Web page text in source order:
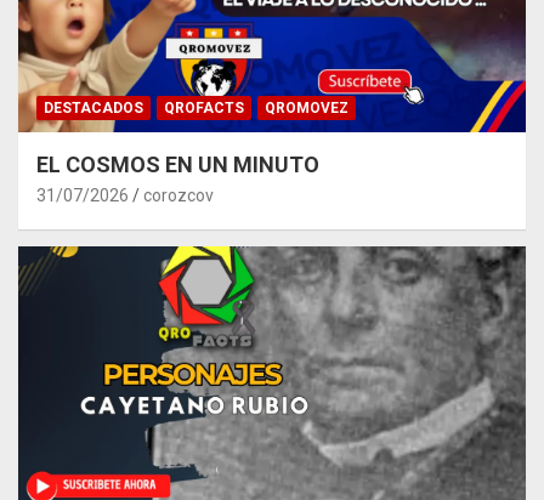
DESTACADOS QROFACTS QROMOVEZ
EL COSMOS EN UN MINUTO
31/07/2026 corozcov